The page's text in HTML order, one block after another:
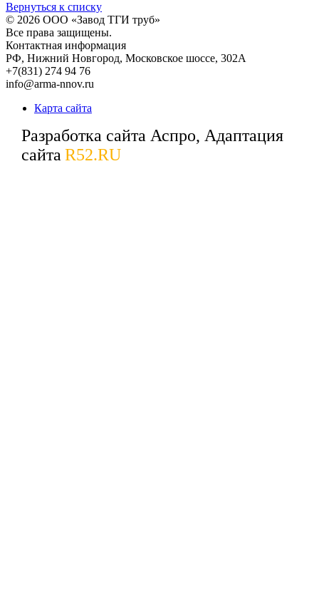
Вернуться к списку
© 2026 ООО «Завод ТГИ труб»
Все права защищены.
Контактная информация
РФ, Нижний Новгород, Московское шоссе, 302А
+7(831) 274 94 76
info@arma-nnov.ru
Карта сайта
Разработка сайта Аспро, Адаптация
сайта R52.RU